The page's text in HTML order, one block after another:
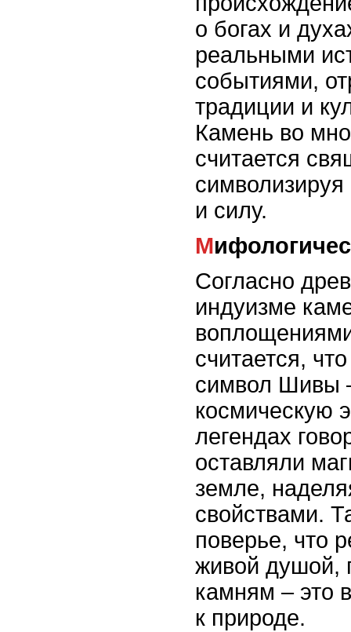
о богах и
реальными
событиями,
традиции и
Камень во
считается
символизируя
и силу.
Согласно
индуизме
считается,
символ Шивы
космическую
легендах
оставляли
земле,
свойствами.
поверье, что
живой душой,
камням – это
к природе.